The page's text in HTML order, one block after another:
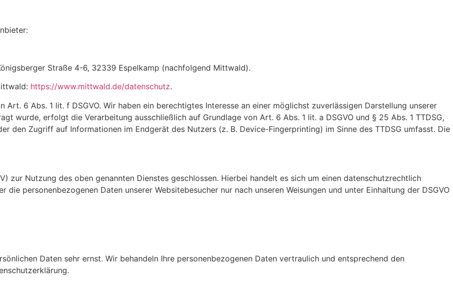
Straße 4-6, 32339 Espelkamp (nachfolgend Mittwald).
https://www.mittwald.de/datenschutz.
6 Abs. 1 lit. f DSGVO. Wir haben ein berechtigtes Interesse an einer möglichst zuverlässigen Darstellung unserer
wurde, erfolgt die Verarbeitung ausschließlich auf Grundlage von Art. 6 Abs. 1 lit. a DSGVO und § 25 Abs. 1 TTDSG,
den Zugriff auf Informationen im Endgerät des Nutzers (z. B. Device-Fingerprinting) im Sinne des TTDSG umfasst. Die
zur Nutzung des oben genannten Dienstes geschlossen. Hierbei handelt es sich um einen datenschutzrechtlich
personenbezogenen Daten unserer Websitebesucher nur nach unseren Weisungen und unter Einhaltung der DSGVO
Daten sehr ernst. Wir behandeln Ihre personenbezogenen Daten vertraulich und entsprechend den